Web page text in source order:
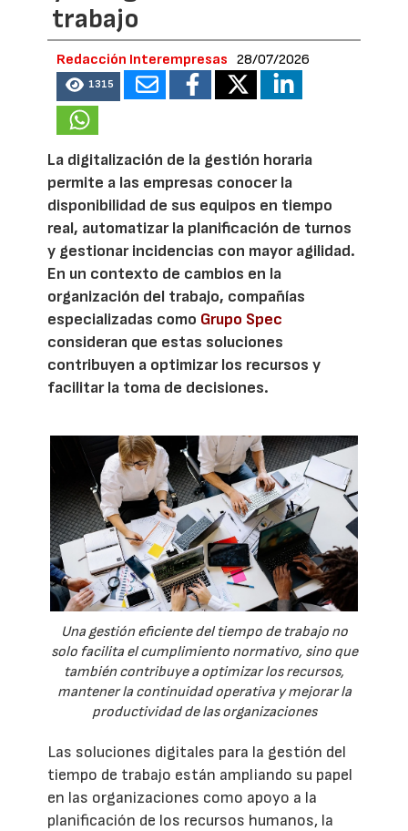
trabajo
Redacción Interempresas 28/07/2026
1315
La digitalización de la gestión horaria
permite a las empresas conocer la
disponibilidad de sus equipos en tiempo
real, automatizar la planificación de turnos
y gestionar incidencias con mayor agilidad.
En un contexto de cambios en la
organización del trabajo, compañías
especializadas como Grupo Spec
consideran que estas soluciones
contribuyen a optimizar los recursos y
facilitar la toma de decisiones.
Una gestión eficiente del tiempo de trabajo no
solo facilita el cumplimiento normativo, sino que
también contribuye a optimizar los recursos,
mantener la continuidad operativa y mejorar la
productividad de las organizaciones
Las soluciones digitales para la gestión del
tiempo de trabajo están ampliando su papel
en las organizaciones como apoyo a la
planificación de los recursos humanos, la